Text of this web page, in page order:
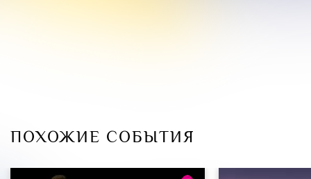
ПОХОЖИЕ СОБЫТИЯ